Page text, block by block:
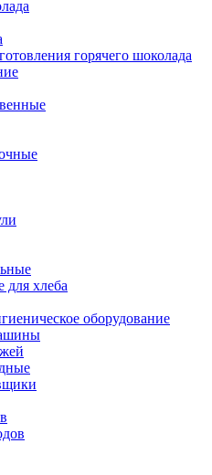
горячего шоколада
хлеба
оборудование